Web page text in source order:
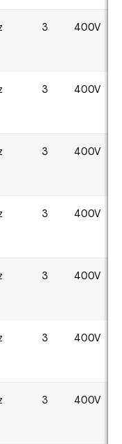
3 400V
3 400V
3 400V
3 400V
3 400V
3 400V
3 400V